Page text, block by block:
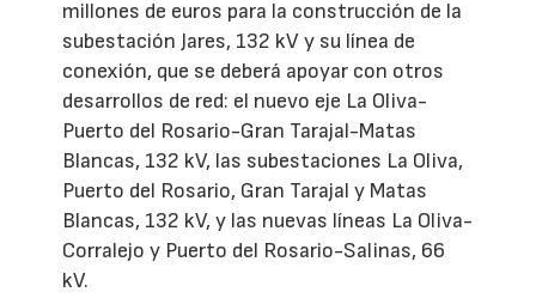
millones de euros para la construcción de la
subestación Jares, 132 kV y su línea de
conexión, que se deberá apoyar con otros
desarrollos de red: el nuevo eje La Oliva-
Puerto del Rosario-Gran Tarajal-Matas
Blancas, 132 kV, las subestaciones La Oliva,
Puerto del Rosario, Gran Tarajal y Matas
Blancas, 132 kV, y las nuevas líneas La Oliva-
Corralejo y Puerto del Rosario-Salinas, 66
kV.